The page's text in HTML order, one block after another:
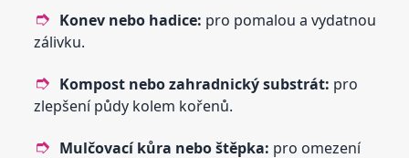
Konev nebo hadice: pro pomalou a vydatnou
zálivku.
Kompost nebo zahradnický substrát: pro
zlepšení půdy kolem kořenů.
Mulčovací kůra nebo štěpka: pro omezení